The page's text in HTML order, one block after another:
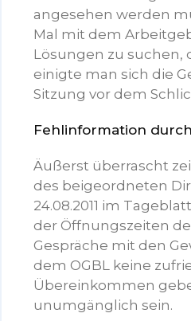
angesehen werden
Mal mit dem
Lösungen zu suchen,
einigte man sich die
Sitzung vor dem
Fehlinformation
Äußerst überrascht
des beigeordneten
24.08.2011 im
der Öffnungszeiten
Gespräche mit den
dem OGBL keine
Übereinkommen
unumgänglich sein.